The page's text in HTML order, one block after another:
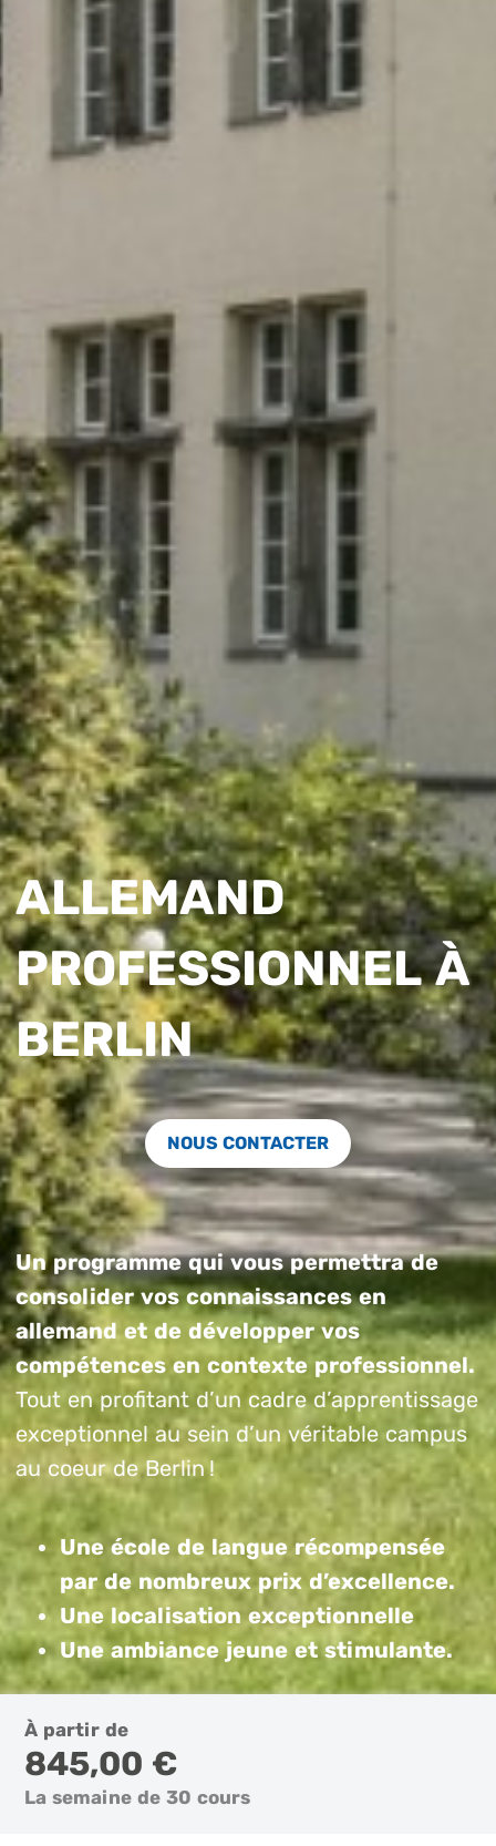
ALLEMAND
PROFESSIONNEL À
BERLIN
NOUS CONTACTER
Un programme qui vous permettra de
consolider vos connaissances en
allemand et de développer vos
compétences en contexte professionnel.
Tout en profitant d’un cadre d’apprentissage
exceptionnel au sein d’un véritable campus
au coeur de Berlin !
Une école de langue récompensée
par de nombreux prix d’excellence.
Une localisation exceptionnelle
Une ambiance jeune et stimulante.
À partir de
845,00 €
La semaine de 30 cours